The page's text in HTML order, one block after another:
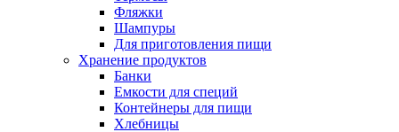
Фляжки
Шампуры
Для приготовления пищи
Хранение продуктов
Банки
Емкости для специй
Контейнеры для пищи
Хлебницы